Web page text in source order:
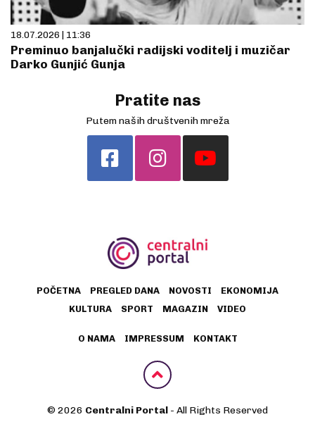
18.07.2026 | 11:36
Preminuo banjalučki radijski voditelj i muzičar
Darko Gunjić Gunja
Pratite nas
Putem naših društvenih mreža
POČETNA PREGLED DANA NOVOSTI
EKONOMIJA
KULTURA
SPORT MAGAZIN VIDEO
O NAMA IMPRESSUM KONTAKT
© 2026 Centralni Portal - All Rights Reserved